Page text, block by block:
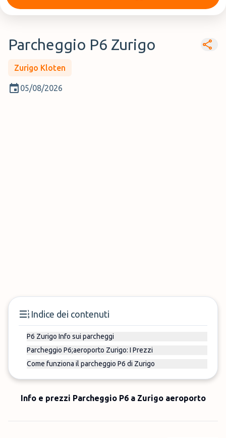
Parcheggio P6 Zurigo
Zurigo Kloten
05/08/2026
Indice dei contenuti
P6 Zurigo Info sui parcheggi
Parcheggio P6;aeroporto Zurigo: I Prezzi
Come funziona il parcheggio P6 di Zurigo
Info e prezzi Parcheggio P6 a Zurigo aeroporto